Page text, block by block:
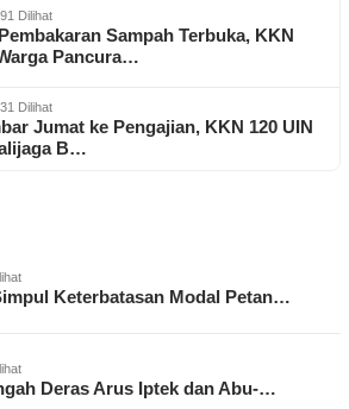
Dilihat
Sampah Terbuka, KKN
Pancura…
Dilihat
Jumat ke Pengajian, KKN 120 UIN
B…
Keterbatasan Modal Petan…
Deras Arus Iptek dan Abu-…